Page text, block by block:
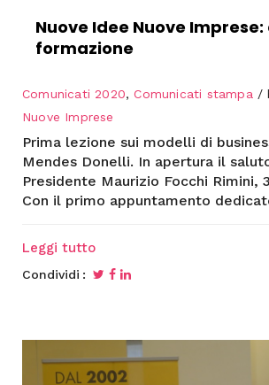
Nuove Idee Nuove
formazione
Comunicati 2020,Comunicati stampa
Nuove Imprese
Prima lezione sui modelli di
Mendes Donelli. In apertura il
Presidente Maurizio Focchi Rimini,
Con il primo appuntamento
Leggi tutto
Condividi